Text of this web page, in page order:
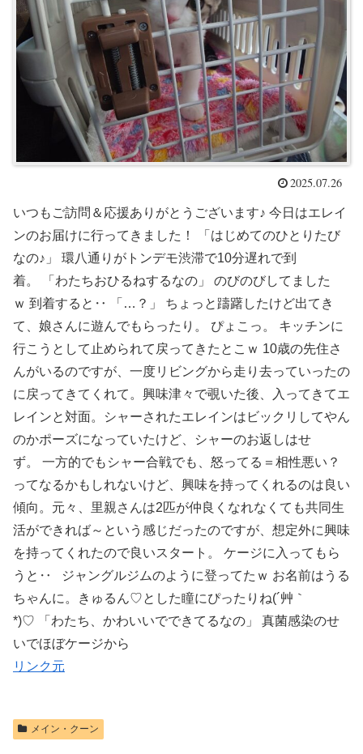
2025.07.26
いつもご訪問＆応援ありがとうございます♪ 今日はエレイ
ンのお届けに行ってきました！ 「はじめてのひとりたび
なの♪」 環八通りがトンデモ渋滞で10分遅れで到
着。 「わたちおひるねするなの」 のびのびしてました
ｗ 到着すると‥ 「…？」 ちょっと躊躇したけど出てき
て、娘さんに遊んでもらったり。 ぴょこっ。 キッチンに
行こうとして止められて戻ってきたとこｗ 10歳の先住さ
んがいるのですが、一度リビングから走り去っていったの
に戻ってきてくれて。興味津々で覗いた後、入ってきてエ
レインと対面。シャーされたエレインはビックリしてやん
のかポーズになっていたけど、シャーのお返しはせ
ず。 一方的でもシャー合戦でも、怒ってる＝相性悪い？
ってなるかもしれないけど、興味を持ってくれるのは良い
傾向。元々、里親さんは2匹が仲良くなれなくても共同生
活ができれば～という感じだったのですが、想定外に興味
を持ってくれたので良いスタート。 ケージに入ってもら
うと‥ ジャングルジムのように登ってたｗ お名前はうる
ちゃんに。きゅるん♡とした瞳にぴったりね(´艸｀
*)♡ 「わたち、かわいいでできてるなの」 真菌感染のせ
いでほぼケージから
リンク元
メイン・クーン